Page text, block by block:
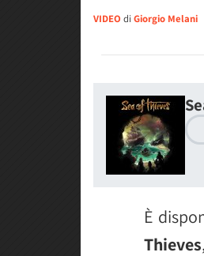
VIDEO di Giorgio Melani
È
Thieves